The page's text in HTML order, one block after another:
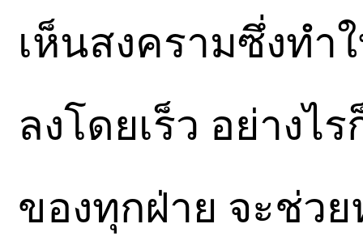
เห็นสงครามซึ่งทำ
ลงโดยเร็ว อย่างไ
ของทุกฝ่าย จะช่ว